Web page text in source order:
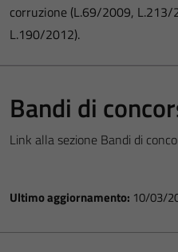
corruzione (L.69/2009,
L.190/2012).
Bandi di
Link alla sezione Bandi di
Ultimo aggiornamento: 10/03/